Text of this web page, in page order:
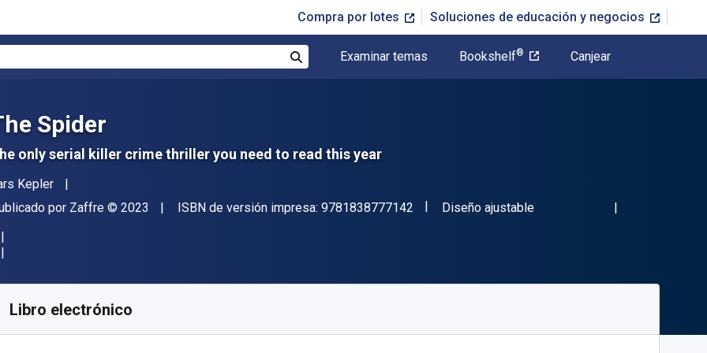
Compra por lotes Soluciones de educación y negocios
Examinar temas Bookshelf® Canjear
Spider
only serial killer crime thriller you need to read this year
Kepler
por Zaffre Copyright
© 2023 ISBN de versión impresa: 9781838777142 "ISBN-13 9781838777142"
Formato
Diseño ajustable
Libro electrónico